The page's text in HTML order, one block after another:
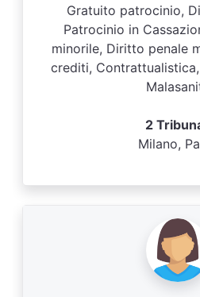
Gratuito patrocinio,
Patrocinio in
minorile, Diritto penale
crediti,
2
Milano,